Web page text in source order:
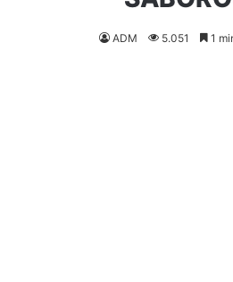
ADM 5.051 1